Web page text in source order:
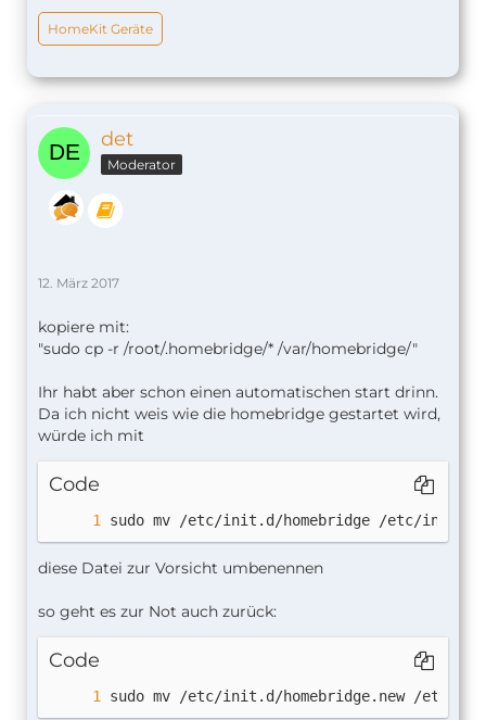
HomeKit Geräte
det
Moderator
12. März 2017
kopiere mit:
"sudo cp -r /root/.homebridge/* /var/homebridge/"
Ihr habt aber schon einen automatischen start drinn.
Da ich nicht weis wie die homebridge gestartet wird,
würde ich mit
Code
sudo mv /etc/init.d/homebridge /etc/init.d/
diese Datei zur Vorsicht umbenennen
so geht es zur Not auch zurück:
Code
sudo mv /etc/init.d/homebridge.new /etc/